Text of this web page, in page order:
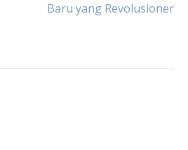
Baru yang Revolusioner